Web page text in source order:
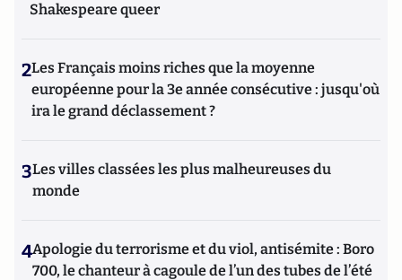
Shakespeare queer
2Les Français moins riches que la moyenne
européenne pour la 3e année consécutive : jusqu'où
ira le grand déclassement ?
3Les villes classées les plus malheureuses du
monde
4Apologie du terrorisme et du viol, antisémite : Boro
700, le chanteur à cagoule de l’un des tubes de l’été